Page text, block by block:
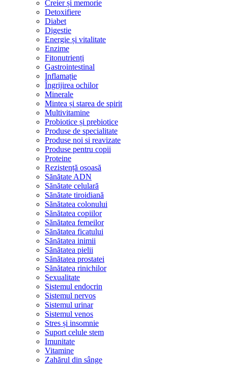
Creier și memorie
Detoxifiere
Diabet
Digestie
Energie și vitalitate
Enzime
Fitonutrienți
Gastrointestinal
Inflamație
Îngrijirea ochilor
Minerale
Mintea și starea de spirit
Multivitamine
Probiotice și prebiotice
Produse de specialitate
Produse noi si reavizate
Produse pentru copii
Proteine
Rezistență osoasă
Sănătate ADN
Sănătate celulară
Sănătate tiroidiană
Sănătatea colonului
Sănătatea copiilor
Sănătatea femeilor
Sănătatea ficatului
Sănătatea inimii
Sănătatea pielii
Sănătatea prostatei
Sănătatea rinichilor
Sexualitate
Sistemul endocrin
Sistemul nervos
Sistemul urinar
Sistemul venos
Stres și insomnie
Suport celule stem
Imunitate
Vitamine
Zahărul din sânge